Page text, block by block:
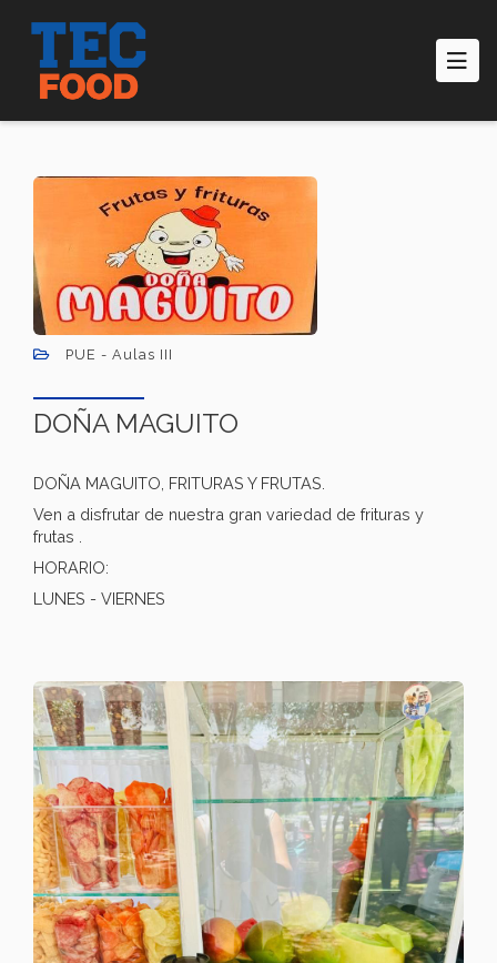
principal
PUE - Aulas III
DOÑA MAGUITO
DOÑA MAGUITO, FRITURAS Y FRUTAS.
Ven a disfrutar de nuestra gran variedad de frituras y
frutas .
HORARIO:
LUNES - VIERNES